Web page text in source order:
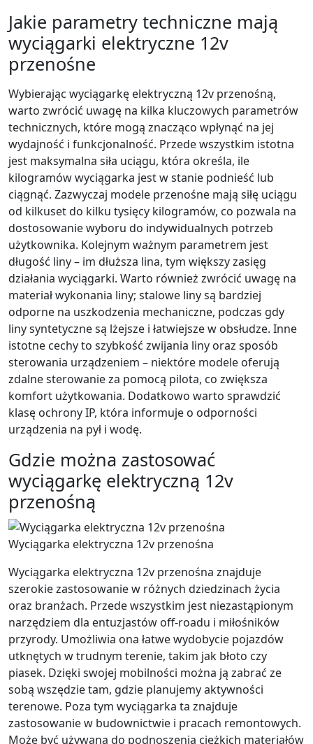
Jakie parametry techniczne mają
wyciągarki elektryczne 12v
przenośne
Wybierając wyciągarkę elektryczną 12v przenośną,
warto zwrócić uwagę na kilka kluczowych parametrów
technicznych, które mogą znacząco wpłynąć na jej
wydajność i funkcjonalność. Przede wszystkim istotna
jest maksymalna siła uciągu, która określa, ile
kilogramów wyciągarka jest w stanie podnieść lub
ciągnąć. Zazwyczaj modele przenośne mają siłę uciągu
od kilkuset do kilku tysięcy kilogramów, co pozwala na
dostosowanie wyboru do indywidualnych potrzeb
użytkownika. Kolejnym ważnym parametrem jest
długość liny – im dłuższa lina, tym większy zasięg
działania wyciągarki. Warto również zwrócić uwagę na
materiał wykonania liny; stalowe liny są bardziej
odporne na uszkodzenia mechaniczne, podczas gdy
liny syntetyczne są lżejsze i łatwiejsze w obsłudze. Inne
istotne cechy to szybkość zwijania liny oraz sposób
sterowania urządzeniem – niektóre modele oferują
zdalne sterowanie za pomocą pilota, co zwiększa
komfort użytkowania. Dodatkowo warto sprawdzić
klasę ochrony IP, która informuje o odporności
urządzenia na pył i wodę.
Gdzie można zastosować
wyciągarkę elektryczną 12v
przenośną
Wyciągarka elektryczna 12v przenośna
Wyciągarka elektryczna 12v przenośna znajduje
szerokie zastosowanie w różnych dziedzinach życia
oraz branżach. Przede wszystkim jest niezastąpionym
narzędziem dla entuzjastów off-roadu i miłośników
przyrody. Umożliwia ona łatwe wydobycie pojazdów
utknętych w trudnym terenie, takim jak błoto czy
piasek. Dzięki swojej mobilności można ją zabrać ze
sobą wszędzie tam, gdzie planujemy aktywności
terenowe. Poza tym wyciągarka ta znajduje
zastosowanie w budownictwie i pracach remontowych.
Może być używana do podnoszenia ciężkich materiałów